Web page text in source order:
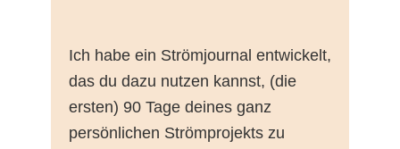
Ich habe ein Strömjournal entwickelt,
das du dazu nutzen kannst, (die
ersten) 90 Tage deines ganz
persönlichen Strömprojekts zu